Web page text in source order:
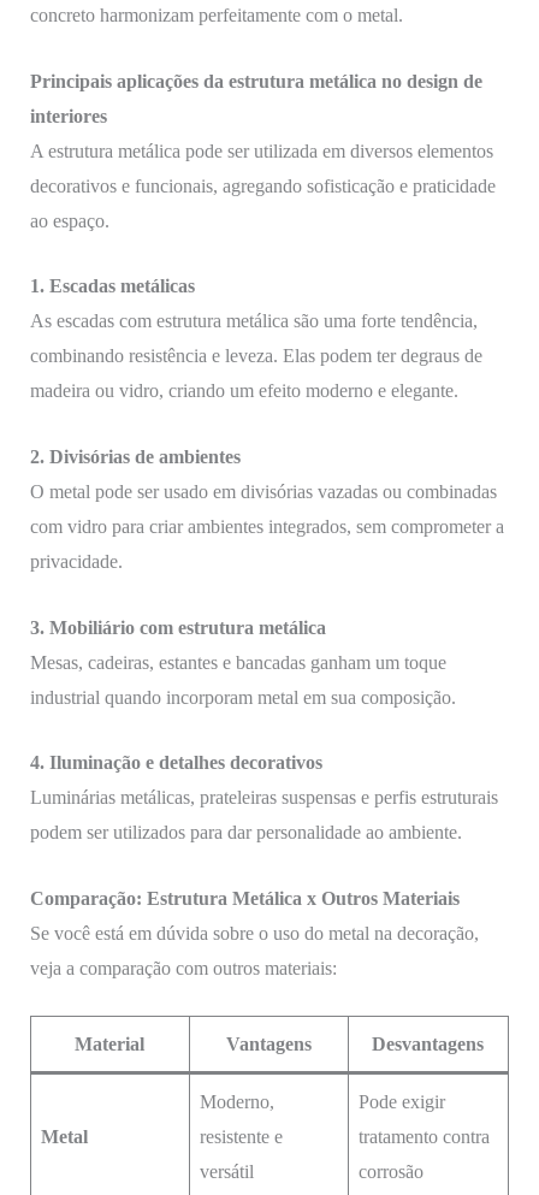
concreto harmonizam perfeitamente com o metal.
Principais aplicações da estrutura metálica no design de
interiores
A estrutura metálica pode ser utilizada em diversos elementos
decorativos e funcionais, agregando sofisticação e praticidade
ao espaço.
1. Escadas metálicas
As escadas com estrutura metálica são uma forte tendência,
combinando resistência e leveza. Elas podem ter degraus de
madeira ou vidro, criando um efeito moderno e elegante.
2. Divisórias de ambientes
O metal pode ser usado em divisórias vazadas ou combinadas
com vidro para criar ambientes integrados, sem comprometer a
privacidade.
3. Mobiliário com estrutura metálica
Mesas, cadeiras, estantes e bancadas ganham um toque
industrial quando incorporam metal em sua composição.
4. Iluminação e detalhes decorativos
Luminárias metálicas, prateleiras suspensas e perfis estruturais
podem ser utilizados para dar personalidade ao ambiente.
Comparação: Estrutura Metálica x Outros Materiais
Se você está em dúvida sobre o uso do metal na decoração,
veja a comparação com outros materiais:
Material Vantagens Desvantagens
Metal
Moderno,
resistente e
versátil
Pode exigir
tratamento contra
corrosão